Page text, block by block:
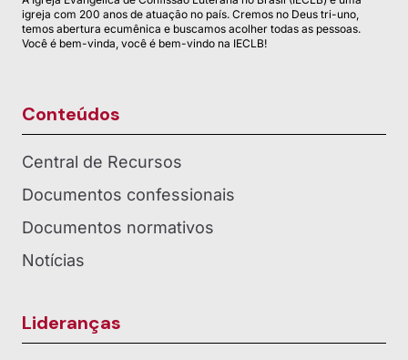
igreja com 200 anos de atuação no país. Cremos no Deus tri-uno,
temos abertura ecumênica e buscamos acolher todas as pessoas.
Você é bem-vinda, você é bem-vindo na IECLB!
Conteúdos
Central de Recursos
Documentos confessionais
Documentos normativos
Notícias
Lideranças